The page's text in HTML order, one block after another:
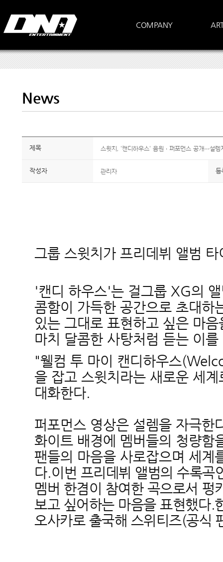
COMPANY
News
제목 스윗치, '캔디하우스' 음원·퍼포먼스 공개…설렘
작성자 관리자 등
그룹 스윗치가 프리데뷔 앨범
'캔디 하우스'는 걸그룹 XG의
콤함이 가득한 공간으로 초대하
있는 그대로 표현하고 싶은 마
마치 달콤한 사탕처럼 듣는 이
"웰컴 투 마이 캔디하우스
을 잡고 스윗치라는 새로운 세
대화한다.
퍼포먼스 영상은 설렘을 자극한
화이트 배경에 멤버들의 청량함
팬들의 마음을 사로잡으며 세계
다.이번 프리데뷔 앨범의 수록
멤버 한겸이 참여한 곡으로서 펑
보고 싶어하는 마음을 표현했다.
오사카로 출국해 스위티즈(공식